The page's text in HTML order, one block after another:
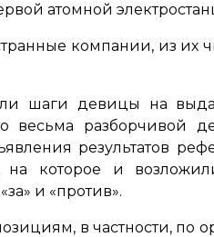
атомной
компании, из их
шаги девицы на
весьма разборчивой
результатов
которое и
и «против».
в частности, по